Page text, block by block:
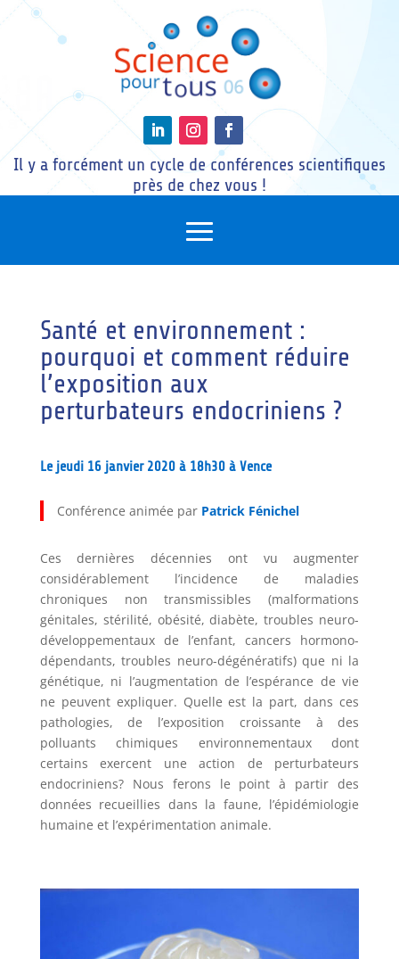
Il y a forcément un cycle de conférences scientifiques
près de chez vous !
Santé et environnement :
pourquoi et comment réduire
l’exposition aux
perturbateurs endocriniens ?
Le jeudi 16 janvier 2020 à 18h30 à Vence
Conférence animée par Patrick Fénichel
Ces dernières décennies ont vu augmenter
considérablement l’incidence de maladies
chroniques non transmissibles (malformations
génitales, stérilité, obésité, diabète, troubles neuro-
développementaux de l’enfant, cancers hormono-
dépendants, troubles neuro-dégénératifs) que ni la
génétique, ni l’augmentation de l’espérance de vie
ne peuvent expliquer. Quelle est la part, dans ces
pathologies, de l’exposition croissante à des
polluants chimiques environnementaux dont
certains exercent une action de perturbateurs
endocriniens? Nous ferons le point à partir des
données recueillies dans la faune, l’épidémiologie
humaine et l’expérimentation animale.